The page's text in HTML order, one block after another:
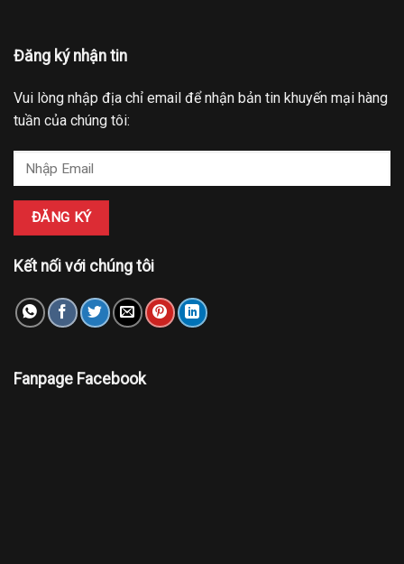
Đăng ký nhận tin
Vui lòng nhập địa chỉ email để nhận bản tin khuyến mại hàng
tuần của chúng tôi:
Kết nối với chúng tôi
Fanpage Facebook